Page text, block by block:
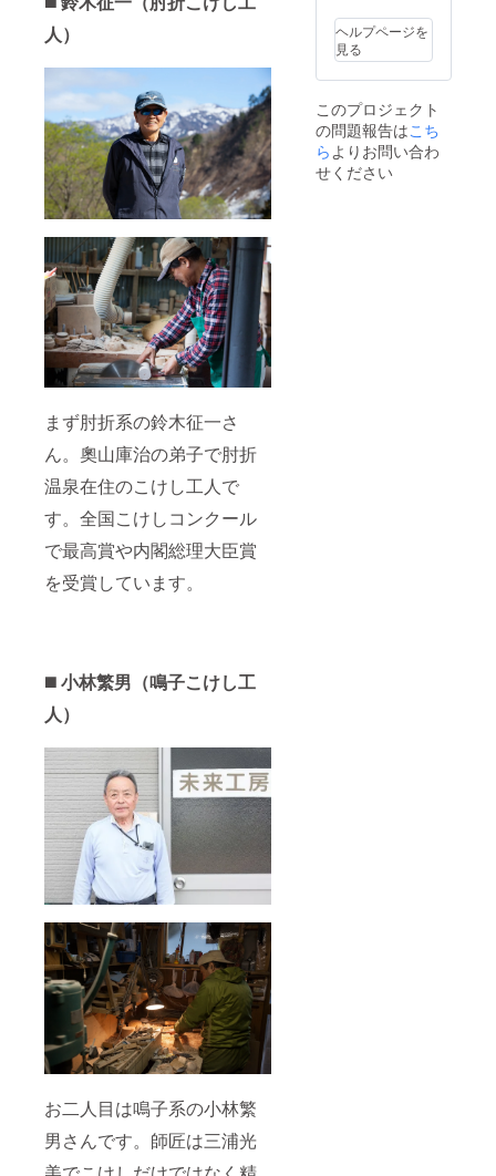
人）
まず肘折系の鈴木征一さ
ん。奧山庫治の弟子で肘折
温泉在住のこけし工人で
す。全国こけしコンクール
で最高賞や内閣総理大臣賞
を受賞しています。
◼️小林繁男（鳴子こけし工
人）
お二人目は鳴子系の小林繁
男さんです。師匠は三浦光
ヘルプページを
見る
このプロジェクト
の問題報告はこち
ら よりお問い合わ
せください